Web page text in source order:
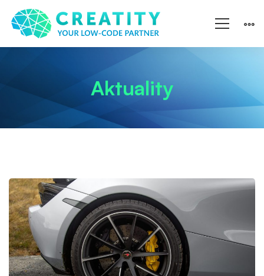
Aktuality
Continental
aplikuje